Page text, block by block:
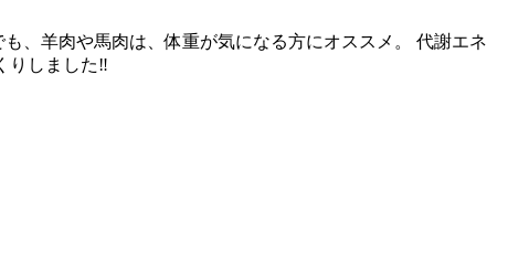
、羊肉や馬肉は、体重が気になる方にオススメ。 代謝エネ
りしました‼︎